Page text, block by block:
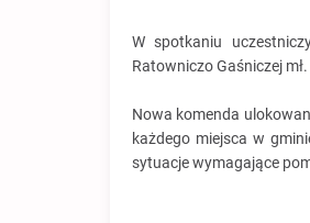
W spotkaniu
Ratowniczo Gaśniczej
Nowa komenda
każdego miejsca w
sytuacje wymagające